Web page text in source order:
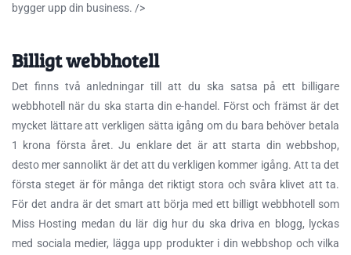
bygger upp din business. />
Billigt webbhotell
Det finns två anledningar till att du ska satsa på ett billigare
webbhotell när du ska starta din e-handel. Först och främst är det
mycket lättare att verkligen sätta igång om du bara behöver betala
1 krona första året. Ju enklare det är att starta din webbshop,
desto mer sannolikt är det att du verkligen kommer igång. Att ta det
första steget är för många det riktigt stora och svåra klivet att ta.
För det andra är det smart att börja med ett billigt webbhotell som
Miss Hosting medan du lär dig hur du ska driva en blogg, lyckas
med sociala medier, lägga upp produkter i din webbshop och vilka